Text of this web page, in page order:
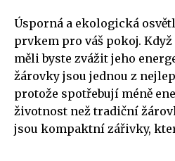
Úsporná a ekologická
prvkem pro váš pokoj.
měli byste zvážit jeho
žárovky jsou jednou z
protože spotřebují méně
životnost než tradiční
jsou kompaktní zářivky,